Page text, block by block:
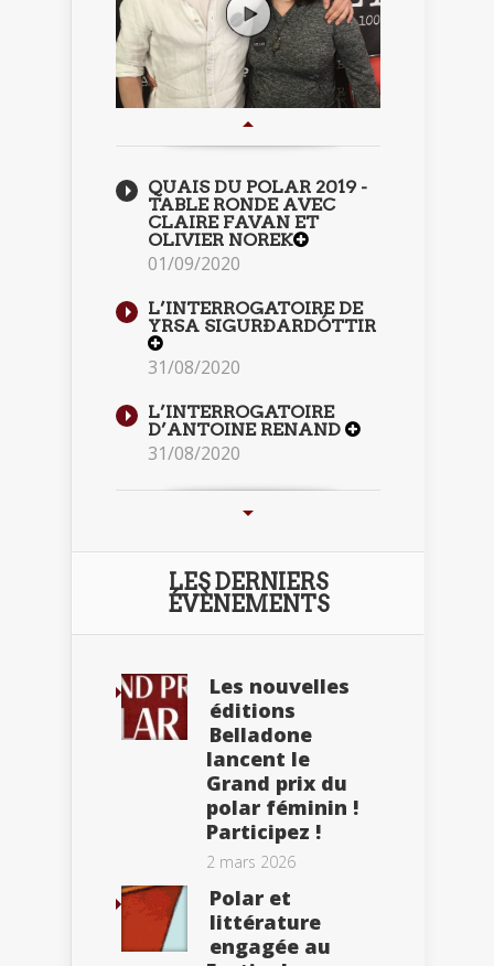
QUAIS DU POLAR 2019 -
TABLE RONDE AVEC
CLAIRE FAVAN ET
OLIVIER NOREK
01/09/2020
L’INTERROGATOIRE DE
YRSA SIGURÐARDÓTTIR
31/08/2020
L’INTERROGATOIRE
D’ANTOINE RENAND
31/08/2020
LES DERNIERS
ÉVÈNEMENTS
Les nouvelles
éditions
Belladone
lancent le
Grand prix du
polar féminin !
Participez !
2 mars 2026
Polar et
littérature
engagée au